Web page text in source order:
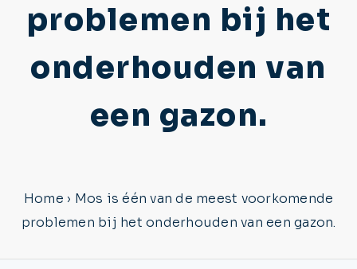
problemen bij het
onderhouden van
een gazon.
Home › Mos is één van de meest voorkomende
problemen bij het onderhouden van een gazon.